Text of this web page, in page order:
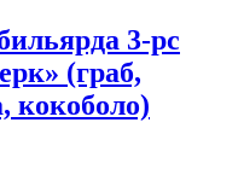
3-pc
(граб,
кокоболо)